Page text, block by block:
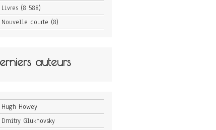
Livres(8 588)
Nouvelle courte (8)
auteurs
Hugh Howey
Dmitry Glukhovsky